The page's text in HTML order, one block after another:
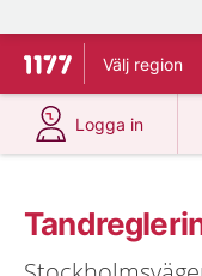
Till startsidan för
Välj region
Logga in
på 1177.se